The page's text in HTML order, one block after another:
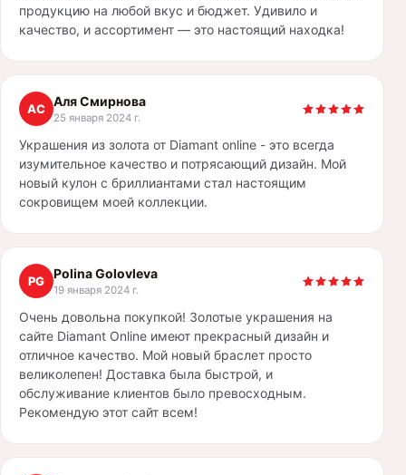
продукцию на любой вкус и бюджет. Удивило и
качество, и ассортимент — это настоящий находка!
АС Аля Смирнова
25 января 2024 г.
Украшения из золота от Diamant оnline - это всегда
изумительное качество и потрясающий дизайн. Мой
новый кулон с бриллиантами стал настоящим
сокровищем моей коллекции.
PG Polina Golovleva
19 января 2024 г.
Очень довольна покупкой! Золотые украшения на
сайте Diamant Online имеют прекрасный дизайн и
отличное качество. Мой новый браслет просто
великолепен! Доставка была быстрой, и
обслуживание клиентов было превосходным.
Рекомендую этот сайт всем!